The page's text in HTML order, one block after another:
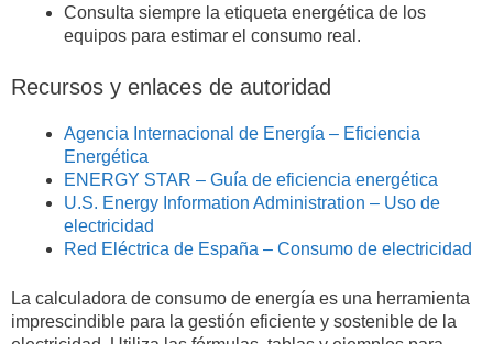
Consulta siempre la etiqueta energética de los
equipos para estimar el consumo real.
Recursos y enlaces de autoridad
Agencia Internacional de Energía – Eficiencia
Energética
ENERGY STAR – Guía de eficiencia energética
U.S. Energy Information Administration – Uso de
electricidad
Red Eléctrica de España – Consumo de electricidad
La calculadora de consumo de energía es una herramienta
imprescindible para la gestión eficiente y sostenible de la